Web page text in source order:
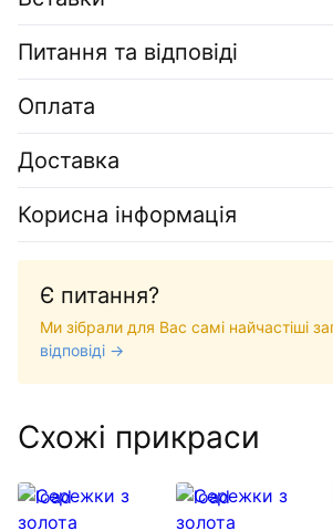
Питання та відповіді
Оплата
Доставка
Корисна інформація
Є питання?
Ми зібрали для Вас самі найчастіші
відповіді →
Схожі прикраси